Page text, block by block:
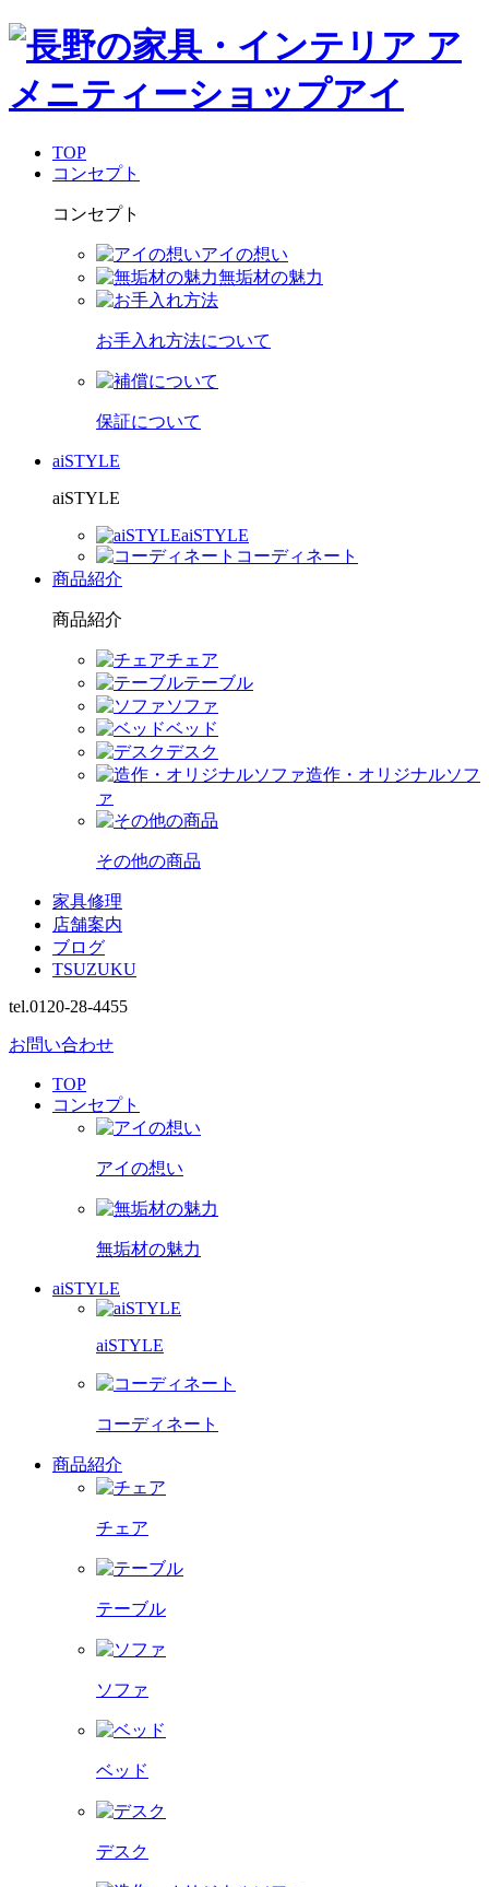
TOP
コンセプト
コンセプト
アイの想い
無垢材の魅力
お手入れ方法について
保証について
aiSTYLE
aiSTYLE
aiSTYLE
コーディネート
商品紹介
商品紹介
チェア
テーブル
ソファ
ベッド
デスク
造作・オリジナルソフ
ァ
その他の商品
家具修理
店舗案内
ブログ
TSUZUKU
tel.0120-28-4455
お問い合わせ
TOP
コンセプト
アイの想い
無垢材の魅力
aiSTYLE
aiSTYLE
コーディネート
商品紹介
チェア
テーブル
ソファ
ベッド
デスク